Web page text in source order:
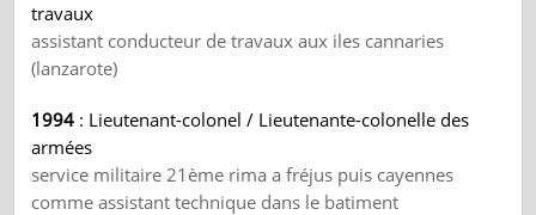
travaux
assistant conducteur de travaux aux iles cannaries
(lanzarote)
1994 : Lieutenant-colonel / Lieutenante-colonelle des
armées
service militaire 21ème rima a fréjus puis cayennes
comme assistant technique dans le batiment